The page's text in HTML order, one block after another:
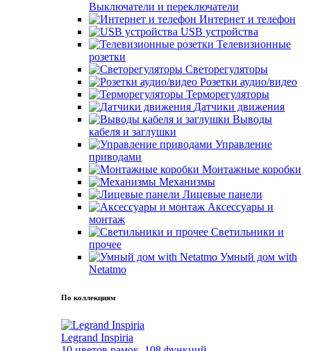
Выключатели и переключатели
Интернет и телефон
USB устройства
Телевизионные
розетки
Светорегуляторы
Розетки аудио/видео
Терморегуляторы
Датчики движения
Выводы
кабеля и заглушки
Управление
приводами
Монтажные коробки
Механизмы
Лицевые панели
Аксессуары и
монтаж
Светильники и
прочее
Умный дом with
Netatmo
По коллекциям
Legrand Inspiria